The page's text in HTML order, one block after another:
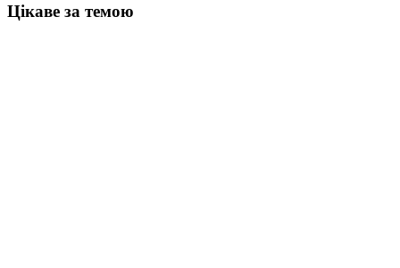
Цікаве за темою